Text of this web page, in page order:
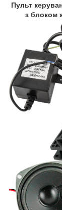
Пульт
з блоком